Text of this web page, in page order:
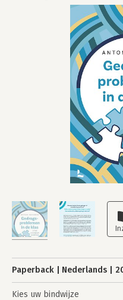
Paperback Nederlands
Kies uw bindwijze